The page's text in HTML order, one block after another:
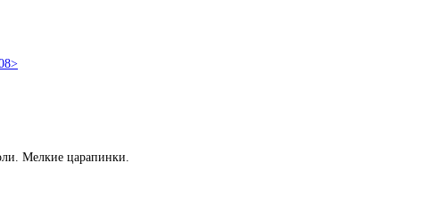
Мелкие царапинки.